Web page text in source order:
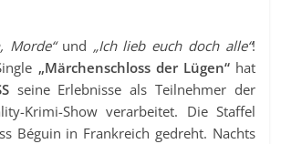
Morde“und „Ich lieb euch doch alle“!
„Märchenschloss der Lügen“hat
seine Erlebnisse als Teilnehmer der
Krimi-Show verarbeitet. Die Staffel
Béguin in Frankreich gedreht. Nachts